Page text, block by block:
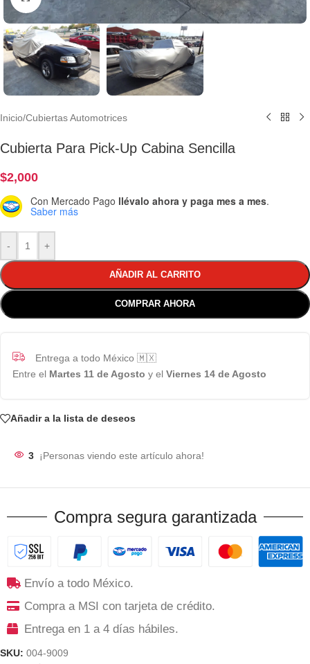
Inicio/Cubiertas Automotrices
Cubierta Para Pick-Up Cabina Sencilla
$2,000
Con Mercado Pago llévalo ahora y paga mes a mes.
Saber más
- +
AÑADIR AL CARRITO
COMPRAR AHORA
Entrega a todo México 🇲🇽
Entre el Martes 11 de Agosto y el Viernes 14 de Agosto
Añadir a la lista de deseos
3 ¡Personas viendo este artículo ahora!
Compra segura garantizada
Envío a todo México.
Compra a MSI con tarjeta de crédito.
Entrega en 1 a 4 días hábiles.
SKU: 004-9009